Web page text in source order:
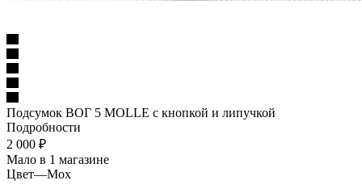
Подсумок ВОГ 5 MOLLE с кнопкой и липучкой
Подробности
2 000 ₽
Мало в 1 магазине
Цвет—Мох